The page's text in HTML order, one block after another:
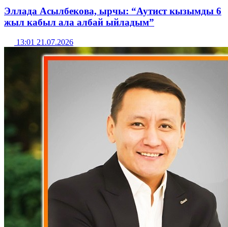
Эллада Асылбекова, ырчы: “Аутист кызымды 6
жыл кабыл ала албай ыйладым”
13:01 21.07.2026